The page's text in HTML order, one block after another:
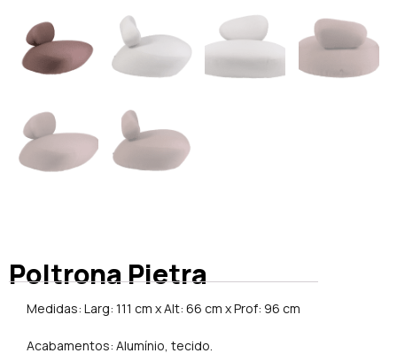
Poltrona Pietra
Medidas: Larg: 111 cm x Alt: 66 cm x Prof: 96 cm
Acabamentos: Alumínio, tecido.